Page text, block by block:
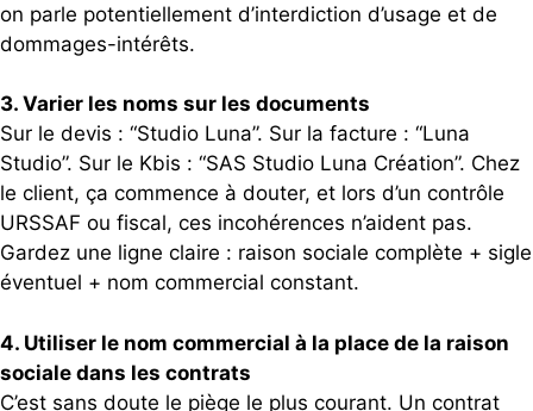
on parle potentiellement d’interdiction d’usage et de
dommages-intérêts.
3. Varier les noms sur les documents
Sur le devis : “Studio Luna”. Sur la facture : “Luna
Studio”. Sur le Kbis : “SAS Studio Luna Création”. Chez
le client, ça commence à douter, et lors d’un contrôle
URSSAF ou fiscal, ces incohérences n’aident pas.
Gardez une ligne claire : raison sociale complète + sigle
éventuel + nom commercial constant.
4. Utiliser le nom commercial à la place de la raison
sociale dans les contrats
C’est sans doute le piège le plus courant. Un contrat